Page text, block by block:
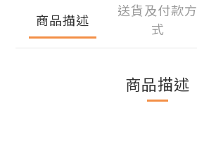
商品描述
送貨及付款方
式
商品描述